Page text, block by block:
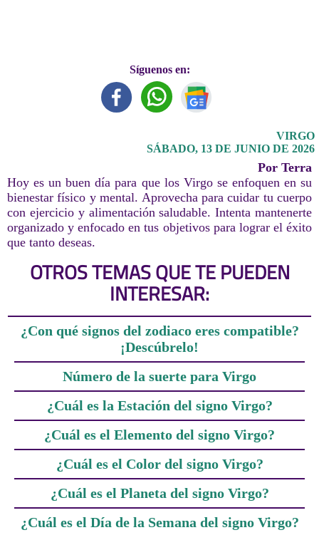
Síguenos en:
VIRGO
SÁBADO, 13 DE JUNIO DE 2026
Por Terra
Hoy es un buen día para que los Virgo se enfoquen en su
bienestar físico y mental. Aprovecha para cuidar tu cuerpo
con ejercicio y alimentación saludable. Intenta mantenerte
organizado y enfocado en tus objetivos para lograr el éxito
que tanto deseas.
OTROS TEMAS QUE TE PUEDEN
INTERESAR:
¿Con qué signos del zodiaco eres compatible?
¡Descúbrelo!
Número de la suerte para Virgo
¿Cuál es la Estación del signo Virgo?
¿Cuál es el Elemento del signo Virgo?
¿Cuál es el Color del signo Virgo?
¿Cuál es el Planeta del signo Virgo?
¿Cuál es el Día de la Semana del signo Virgo?